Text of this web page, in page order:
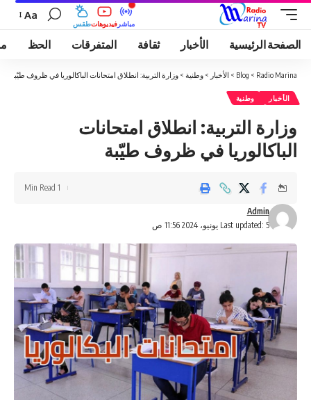
طقسفيديوهات مباشر
Aa
الصفحة الرئيسية الأخبار ثقافة المتفرقات الحظ
Radio Marina
>
Blog
> الأخبار > وطنية > وزارة التربية: انطلاق امتحانات الباكالوريا في ظروف طيّبة
الأخبار وطنية
وزارة التربية: انطلاق امتحانات
الباكالوريا في ظروف طيّبة
Last updated: 5 يونيو، 2024 11:56 ص
Admin
1 Min Read